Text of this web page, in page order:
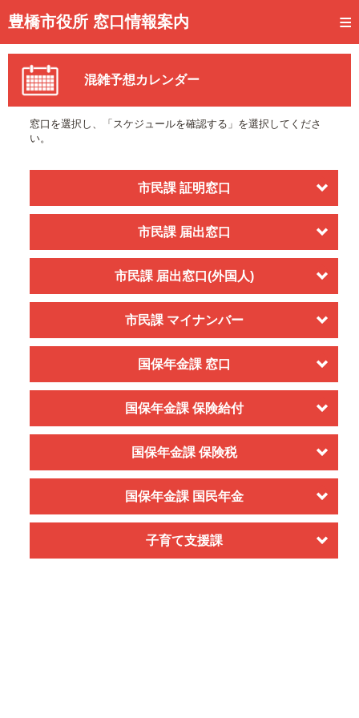
豊橋市役所 窓口情報案内
トップページ
事前予約
予約状況確認
メール通知登録
混雑予想カレンダー
混雑予想カレンダー
窓口を選択し、「スケジュールを確認する」を選択してくださ
い。
市民課 証明窓口
市民課 届出窓口
市民課 届出窓口(外国人)
市民課 マイナンバー
国保年金課 窓口
国保年金課 保険給付
国保年金課 保険税
国保年金課 国民年金
子育て支援課